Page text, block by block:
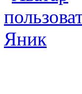
Яник